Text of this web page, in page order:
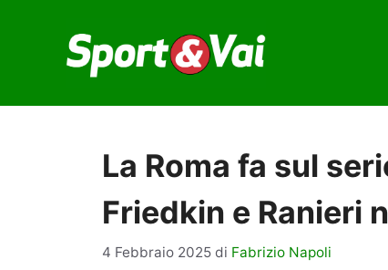
contenuto
La Roma fa sul
Friedkin e Ranieri
4 Febbraio 2025 di Fabrizio Napoli